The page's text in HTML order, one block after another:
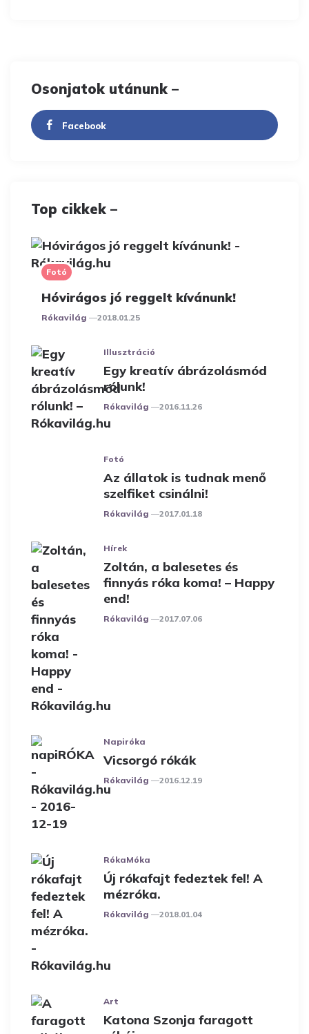
Osonjatok utánunk –
Facebook
Top cikkek –
Fotó
Hóvirágos jó reggelt kívánunk!
Posted
Rókavilág 2018.01.25
Illusztráció
Egy kreatív ábrázolásmód
rólunk!
Posted
Rókavilág 2016.11.26
Fotó
Az állatok is tudnak menő
szelfiket csinálni!
Posted
Rókavilág 2017.01.18
Hírek
Zoltán, a balesetes és
finnyás róka koma! – Happy
end!
Posted
Rókavilág 2017.07.06
Napiróka
Vicsorgó rókák
Posted
Rókavilág 2016.12.19
RókaMóka
Új rókafajt fedeztek fel! A
mézróka.
Posted
Rókavilág 2018.01.04
Art
Katona Szonja faragott